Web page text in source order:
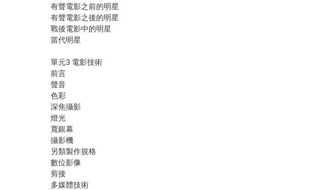
有聲電影之前的明星
有聲電影之後的明星
戰後電影中的明星
當代明星
單元3 電影技術
前言
聲音
色彩
深焦攝影
燈光
寬銀幕
攝影機
另類製作規格
數位影像
剪接
多媒體技術